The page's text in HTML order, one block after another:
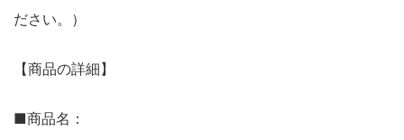
ださい。）
【商品の詳細】
■商品名：